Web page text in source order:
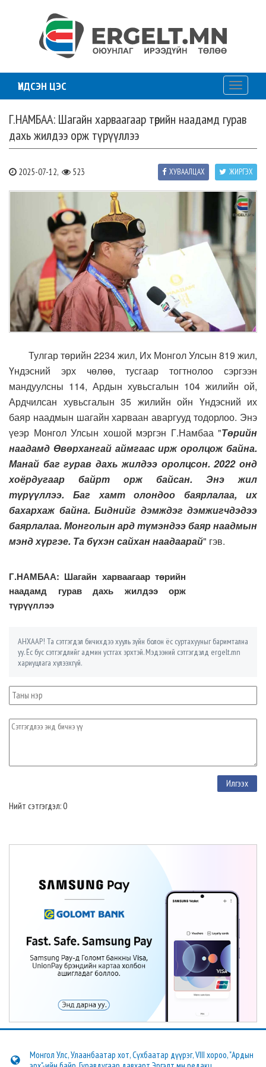
ҮНДСЭН ЦЭС
Toggle
Г.НАМБАА: Шагайн харваагаар төрийн наадамд гурав
дахь жилдээ орж түрүүллээ
2025-07-12, 523 ЖИРГЭХ
ХУВААЛЦАХ
Тулгар төрийн 2234 жил, Их Монгол Улсын 819 жил,
Үндэсний эрх чөлөө, тусгаар тогтнолоо сэргээн
мандуулсны 114, Ардын хувьсгалын 104 жилийн ой,
Ардчилсан хувьсгалын 35 жилийн ойн Үндэсний их
баяр наадмын шагайн харваан аваргууд тодорлоо. Энэ
үеэр Монгол Улсын хошой мэргэн Г.Намбаа "Төрийн
наадамд Өвөрхангай аймгаас ирж оролцож байна.
Манай баг гурав дахь жилдээ оролцсон. 2022 онд
хоёрдугаар байрт орж байсан. Энэ жил
түрүүллээ. Баг хамт олондоо баярлалаа, их
бахархаж байна. Биднийг дэмждэг дэмжигчдэдээ
баярлалаа. Монголын ард түмэндээ баяр наадмын
мэнд хүргэе. Та бүхэн сайхан наадаарай" гэв.
Г.НАМБАА: Шагайн харваагаар төрийн
наадамд гурав дахь жилдээ орж
түрүүллээ
АНХААР! Та сэтгэгдэл бичихдээ хууль зүйн болон ёс суртахууныг баримтална
уу. Ёс бус сэтгэгдлийг админ устгах эрхтэй. Мэдээний сэтгэгдэлд ergelt.mn
хариуцлага хүлээхгүй.
Нийт сэтгэгдэл: 0
Монгол Улс, Улаанбаатар хот, Сүхбаатар дүүрэг, VIII хороо, "Ардын